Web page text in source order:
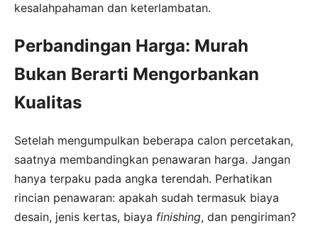
kesalahpahaman dan keterlambatan.
Perbandingan Harga: Murah
Bukan Berarti Mengorbankan
Kualitas
Setelah mengumpulkan beberapa calon percetakan,
saatnya membandingkan penawaran harga. Jangan
hanya terpaku pada angka terendah. Perhatikan
rincian penawaran: apakah sudah termasuk biaya
desain, jenis kertas, biaya finishing, dan pengiriman?